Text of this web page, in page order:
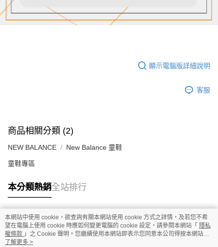
顯示電腦版詳細說明
客服
商品相關分類 (2)
NEW BALANCE New Balance 童鞋
童鞋專區
本分類熱銷全站排行
熱門標籤
本網站中使用 cookie，欲查詢有關本網站使用 cookie 方式之詳情，及若您不希
望在電腦上使用 cookie 時應如何變更電腦的 cookie 設定，請參閱本網站「 隱私
權條款 」之 Cookie 聲明。您繼續使用本網站即表示您同意本公司得按本網站使
用條款之 Cookie 聲明使用 cookie。
了解更多 >